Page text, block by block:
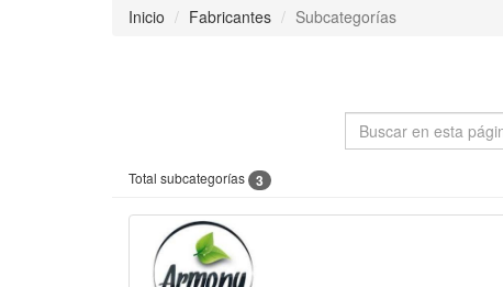
Inicio Fabricantes Subcategorías
Total subcategorías 3